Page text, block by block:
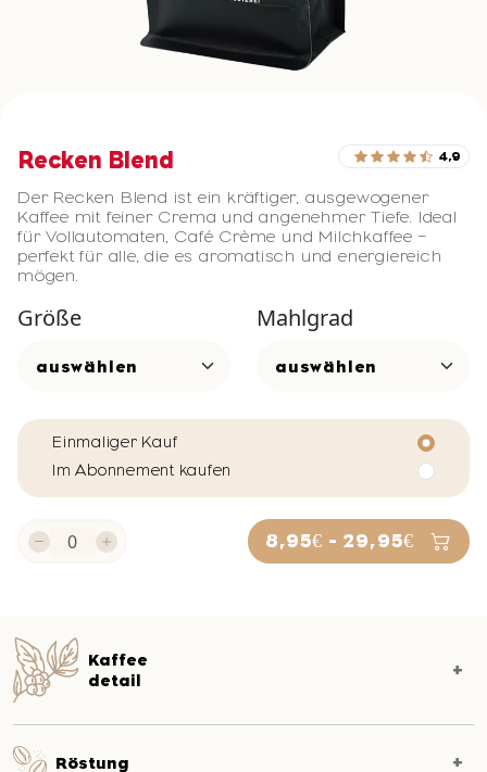
Kaffee
detail
Röstung
Recken Blend 4,9
Der Recken Blend ist ein kräftiger, ausgewogener
Kaffee mit feiner Crema und angenehmer Tiefe. Ideal
für Vollautomaten, Café Crème und Milchkaffee –
perfekt für alle, die es aromatisch und energiereich
mögen.
Größe Mahlgrad
Einmaliger Kauf
Im Abonnement kaufen
8,95€ - 29,95€